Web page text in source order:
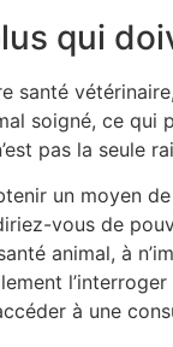
qui
santé
soigné, ce
pas la seule
un moyen
vous de
animal, à
à une